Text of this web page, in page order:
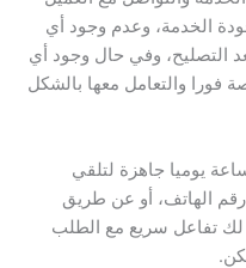
الخدمة، وعدم وجود أي
التصليح، وفي حال وجود أي
فورا والتعامل معها بالشكل
لكم خدمة عملاء على مدار 24 ساعة يوميا جاهزة لتلقي
الهاتف، أو عن طريق
لك تفاعل سريع مع الطلب